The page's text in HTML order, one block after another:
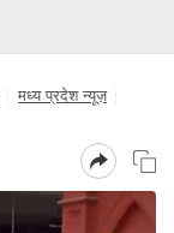
मध्य प्रदेश न्यूज़